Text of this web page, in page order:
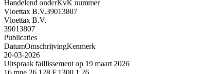
Handelend onderKvK nummer
Vloettax B.V.39013807
Vloettax B.V.
39013807
Publicaties
DatumOmschrijvingKenmerk
20-03-2026
Uitspraak faillissement op 19 maart 2026
16.mne.26.128.F.1300.1.26